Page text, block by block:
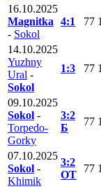
16.10.2025
Magnitka
- Sokol
4:1 77 1
14.10.2025
Yuzhny
Ural -
Sokol
1:3 77 1
09.10.2025
Sokol -
Torpedo-
Gorky
3:2
Б
77 1
07.10.2025
Sokol -
Khimik
3:2
ОТ
77 1